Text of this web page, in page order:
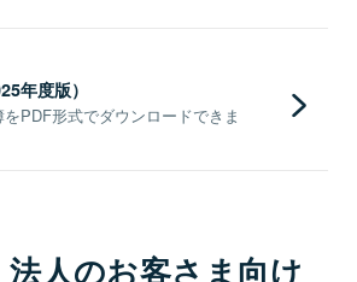
年度版）
PDF形式でダウンロードできま
法人のお客さま向け